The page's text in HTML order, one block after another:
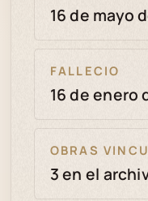
16 de mayo
FALLECIO
16 de enero
OBRAS
3 en el